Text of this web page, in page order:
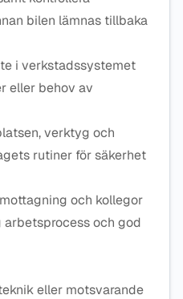
bilen lämnas tillbaka
i verkstadssystemet
eller behov av
verktyg och
rutiner för säkerhet
och kollegor
och god
eller motsvarande